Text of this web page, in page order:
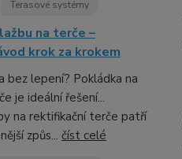
Terasové systémy
na terče –
krok za krokem
bez lepení? Pokládka na
je ideální řešení...
na rektifikační terče patří
způs... číst celé